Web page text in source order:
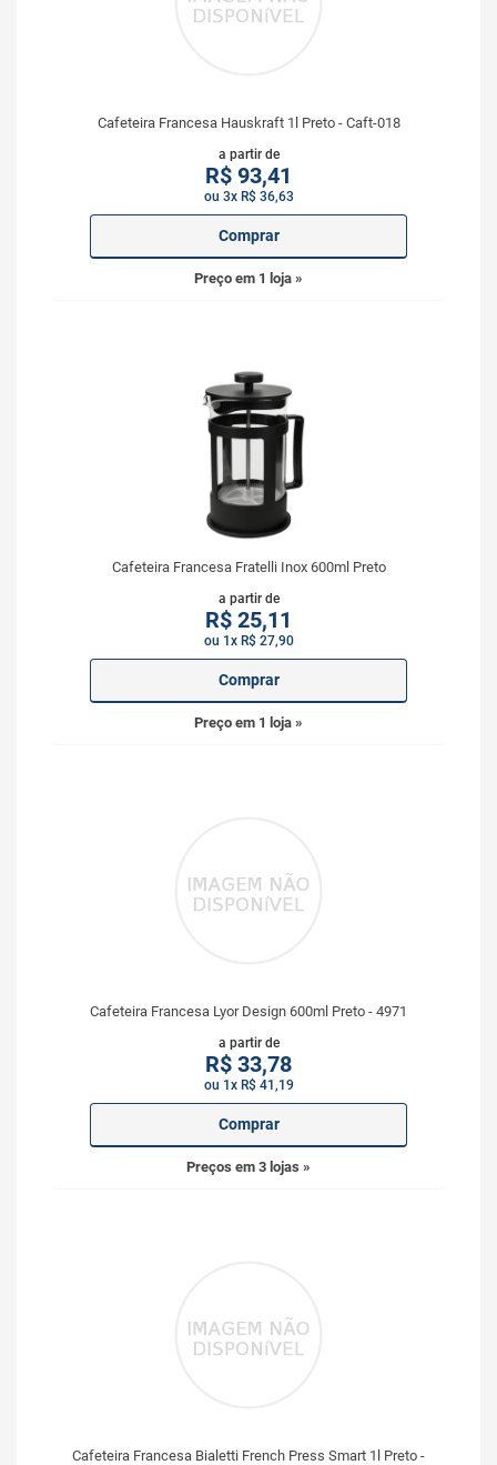
Cafeteira Francesa Hauskraft 1l Preto - Caft-018
a partir de
R$ 93,41
ou 3x R$ 36,63
Comprar
Preço em 1 loja »
Cafeteira Francesa Fratelli Inox 600ml Preto
a partir de
R$ 25,11
ou 1x R$ 27,90
Comprar
Preço em 1 loja »
Cafeteira Francesa Lyor Design 600ml Preto - 4971
a partir de
R$ 33,78
ou 1x R$ 41,19
Comprar
Preços em 3 lojas »
Cafeteira Francesa Bialetti French Press Smart 1l Preto -